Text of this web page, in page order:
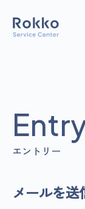
エントリー
メールを送